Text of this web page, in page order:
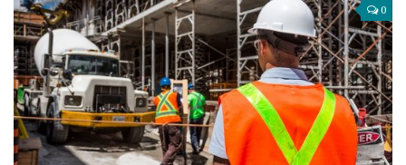
0